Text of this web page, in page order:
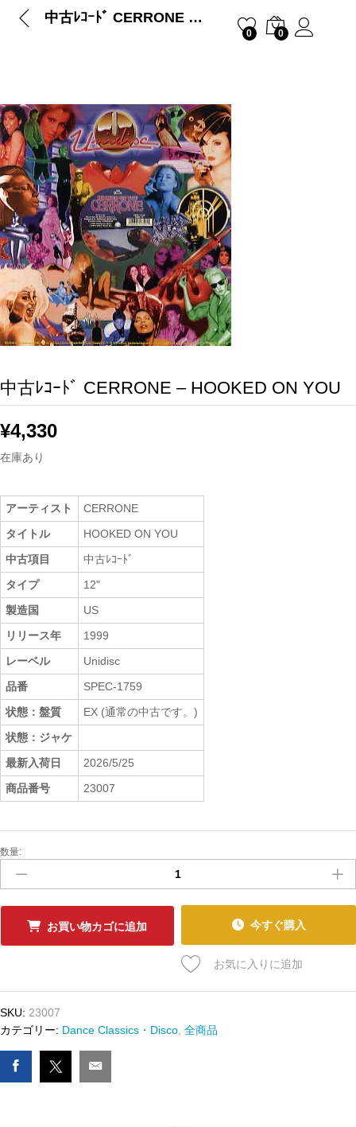
中古ﾚｺｰﾄﾞ CERRONE – HOOKED ON YOU
0 0
中古ﾚｺｰﾄﾞ CERRONE – HOOKED ON YOU
¥4,330
在庫あり
アーティスト
CERRONE
タイトル
HOOKED ON YOU
中古項目
中古ﾚｺｰﾄﾞ
タイプ
12"
製造国
US
リリース年
1999
レーベル
Unidisc
品番
SPEC-1759
状態：盤質
EX (通常の中古です。)
状態：ジャケ
最新入荷日
2026/5/25
商品番号
23007
中
ﾚ
ｺ
ﾄﾞ
HOOKED
ON
YOU
数量:
お買い物カゴに追加 今すぐ購入
お気に入りに追加
SKU: 23007
カテゴリー: Dance Classics・Disco 全商品